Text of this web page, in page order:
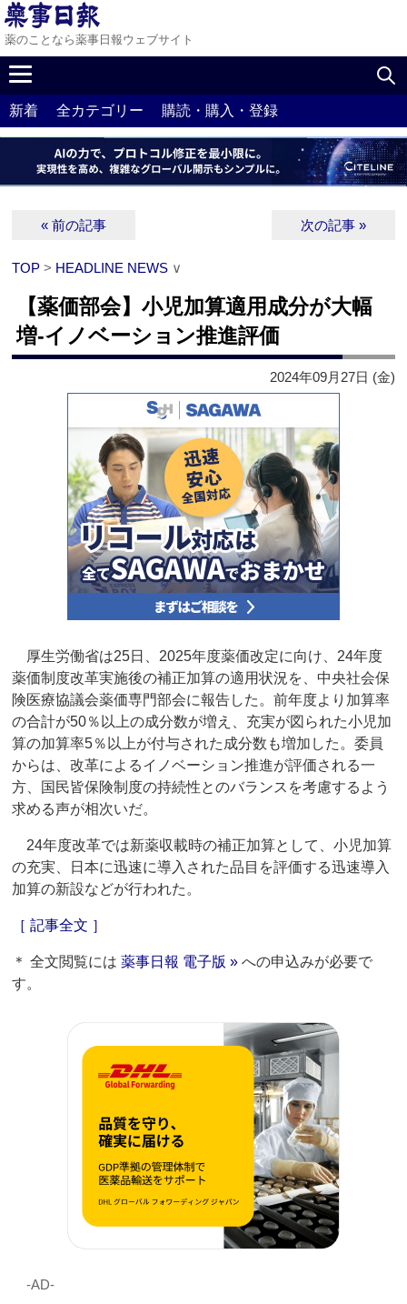
薬のことなら薬事日報ウェブサイト
新着 全カテゴリー 購読・購入・登録
« 前の記事 次の記事 »
TOP > HEADLINE NEWS ∨
【薬価部会】小児加算適用成分が大幅
増‐イノベーション推進評価
2024年09月27日 (金)
厚生労働省は25日、2025年度薬価改定に向け、24年度
薬価制度改革実施後の補正加算の適用状況を、中央社会保
険医療協議会薬価専門部会に報告した。前年度より加算率
の合計が50％以上の成分数が増え、充実が図られた小児加
算の加算率5％以上が付与された成分数も増加した。委員
からは、改革によるイノベーション推進が評価される一
方、国民皆保険制度の持続性とのバランスを考慮するよう
求める声が相次いだ。
24年度改革では新薬収載時の補正加算として、小児加算
の充実、日本に迅速に導入された品目を評価する迅速導入
加算の新設などが行われた。
［ 記事全文 ］
＊ 全文閲覧には薬事日報 電子版 » への申込みが必要で
す。
‐AD‐